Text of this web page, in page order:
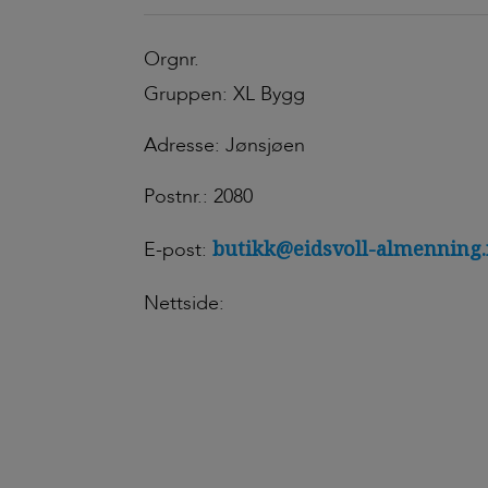
Orgnr.
Gruppen: XL Bygg
Adresse: Jønsjøen
Postnr.: 2080
E-post: butikk@eidsvoll-
Nettside: